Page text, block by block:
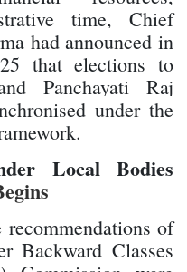
time, Chief
had announced in
that elections to
Panchayati Raj
under the
Local Bodies
of
Backward Classes